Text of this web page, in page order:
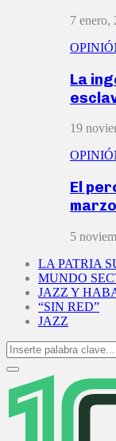
7 enero,
La
19
El
5
LA PATRIA
MUNDO
JAZZ Y
“SIN RED”
JAZZ
Search
for:
Primary
Menu